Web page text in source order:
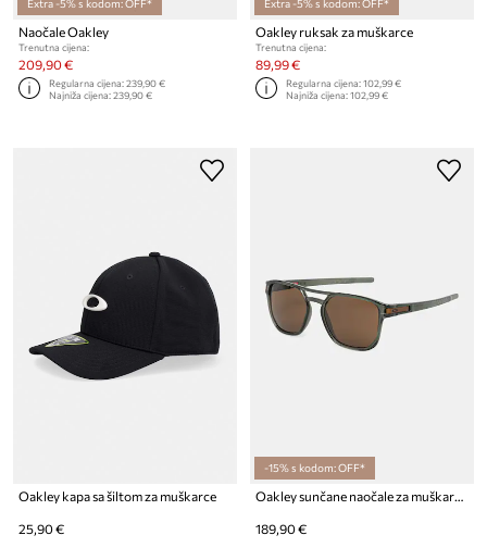
Extra -5% s kodom: OFF*
Naočale Oakley
Trenutna cijena:
209,90 €
Regularna cijena:239,90 €
Najniža cijena:239,90 €
Extra -5% s kodom: OFF*
Oakley ruksak za muškarce
Trenutna cijena:
89,99 €
Regularna cijena:102,99 €
Najniža cijena:102,99 €
Oakley kapa sa šiltom za muškarce
25,90 €
-15% s kodom: OFF*
Oakley sunčane naočale za muškarce
189,90 €